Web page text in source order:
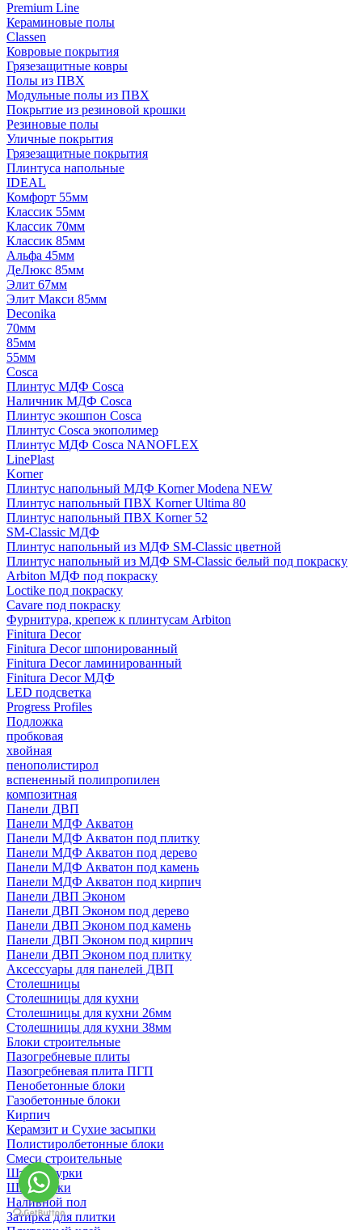
Premium Line
Кераминовые полы
Classen
Ковровые покрытия
Грязезащитные ковры
Полы из ПВХ
Модульные полы из ПВХ
Покрытие из резиновой крошки
Резиновые полы
Уличные покрытия
Грязезащитные покрытия
Плинтуса напольные
IDEAL
Комфорт 55мм
Классик 55мм
Классик 70мм
Классик 85мм
Альфа 45мм
ДеЛюкс 85мм
Элит 67мм
Элит Макси 85мм
Deconika
70мм
85мм
55мм
Cosca
Плинтус МДФ Cosca
Наличник МДФ Cosca
Плинтус экошпон Cosca
Плинтус Cosca экополимер
Плинтус МДФ Cosca NANOFLEX
LinePlast
Korner
Плинтус напольный МДФ Korner Modena NEW
Плинтус напольный ПВХ Korner Ultima 80
Плинтус напольный ПВХ Korner 52
SM-Classic МДФ
Плинтус напольный из МДФ SM-Classic цветной
Плинтус напольный из МДФ SM-Classic белый под покраску
Arbiton МДФ под покраску
Loctike под покраску
Cavare под покраску
Фурнитура, крепеж к плинтусам Arbiton
Finitura Decor
Finitura Decor шпонированный
Finitura Decor ламинированный
Finitura Decor МДФ
LED подсветка
Progress Profiles
Подложка
пробковая
хвойная
пенополистирол
вспененный полипропилен
композитная
Панели ДВП
Панели МДФ Акватон
Панели МДФ Акватон под плитку
Панели МДФ Акватон под дерево
Панели МДФ Акватон под камень
Панели МДФ Акватон под кирпич
Панели ДВП Эконом
Панели ДВП Эконом под дерево
Панели ДВП Эконом под камень
Панели ДВП Эконом под кирпич
Панели ДВП Эконом под плитку
Аксессуары для панелей ДВП
Столешницы
Столешницы для кухни
Столешницы для кухни 26мм
Столешницы для кухни 38мм
Блоки строительные
Пазогребневые плиты
Пазогребневая плита ПГП
Пенобетонные блоки
Газобетонные блоки
Кирпич
Керамзит и Сухие засыпки
Полистиролбетонные блоки
Смеси строительные
Штукартурки
Шпаклевки
Наливной пол
Затирка для плитки